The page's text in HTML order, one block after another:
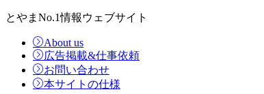
とやまNo.1情報ウェブサイト
About us
広告掲載&仕事依頼
お問い合わせ
本サイトの仕様